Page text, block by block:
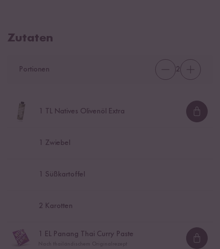
Zutaten
Portionen 2
TL Natives Olivenöl Extra
1 Zwiebel
1 Süßkartoffel
2 Karotten
EL Panang Thai Curry Paste